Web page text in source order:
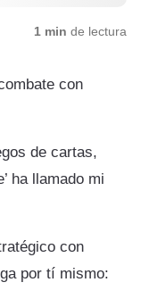
1 min de lectura
con
de cartas,
ha llamado mi
con
por tí mismo: